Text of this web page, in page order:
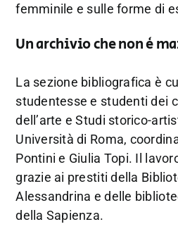
femminile e sulle forme di
Un archivio che non è
La sezione bibliografica è
studentesse e studenti dei
dell’arte e Studi storico-
Università di Roma,
Pontini e Giulia Topi. Il
grazie ai prestiti della
Alessandrina e delle
della Sapienza.